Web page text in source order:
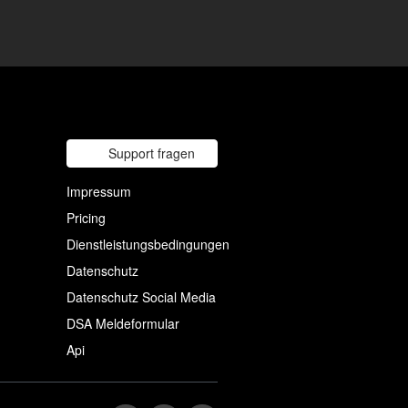
Support fragen
Impressum
Pricing
Dienstleistungsbedingungen
Datenschutz
Datenschutz Social Media
DSA Meldeformular
Api